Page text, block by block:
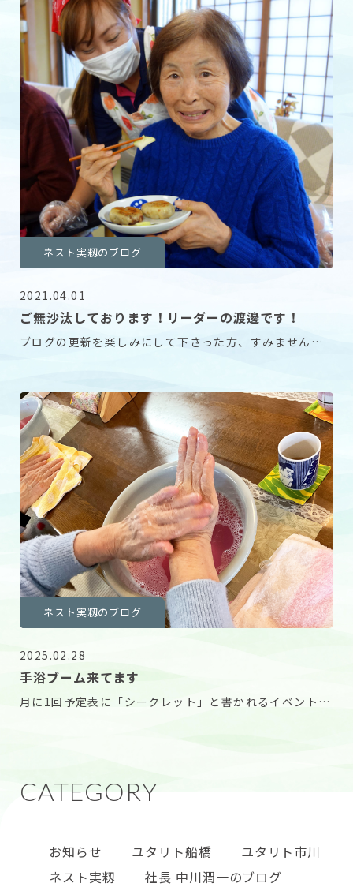
ネスト実籾のブログ
2021.04.01
ご無沙汰しております！リーダーの渡邊です！
ブログの更新を楽しみにして下さった方、すみません。
ネスト実籾のブログ
2025.02.28
手浴ブーム来てます
月に1回予定表に「シークレット」と書かれるイベントが
お知らせ ユタリト船橋
ユタリト市川
ネスト実籾
社長 中川潤一のブログ